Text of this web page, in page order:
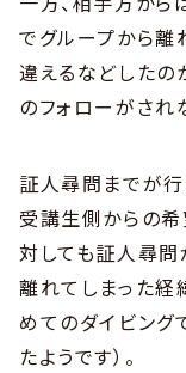
でグループから離
違えるなどしたの
のフォローがされ
証人尋問までが行
受講生側からの希
対しても証人尋問
離れてしまった経
めてのダイビング
たようです）。